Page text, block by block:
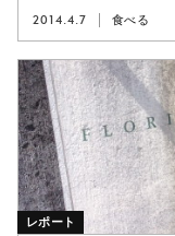
2014.4.7 食べる
レポート